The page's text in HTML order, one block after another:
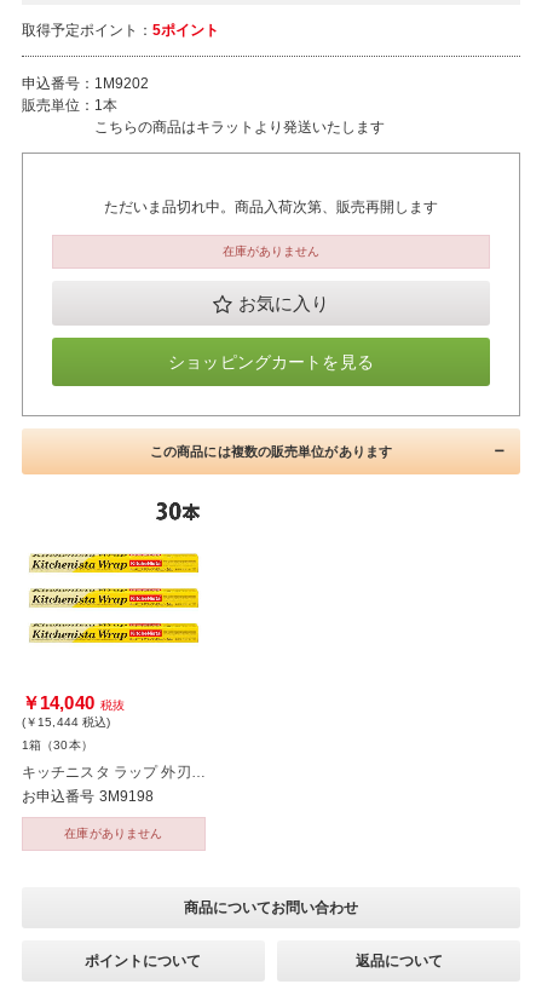
取得予定ポイント： 5ポイント
申込番号： 1M9202
販売単位： 1本
こちらの商品はキラットより発送いたします
ただいま品切れ中。商品入荷次第、販売再開します
在庫がありません
お気に入り
ショッピングカートを見る
この商品には複数の販売単位があります
￥14,040 税抜
(￥15,444 税込)
1箱（30本）
キッチニスタ ラップ 外刃タイプ 45cm×50m 30本
お申込番号 3M9198
在庫がありません
商品についてお問い合わせ
ポイントについて 返品について